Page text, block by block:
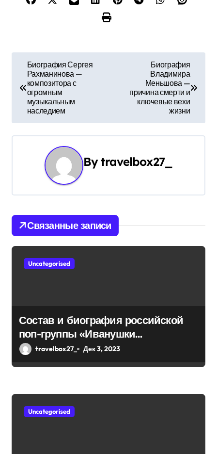
и
г
и
я
п
п
и
с
м
Биография Сергея
Рахманинова —
композитора с
огромным
музыкальным
наследием
Биография
Владимира
Меньшова —
причина смерти и
ключевые вехи
жизни
Bytravelbox27_
Связанные записи
Uncategorised
Состав и биография российской
поп-группы «Иванушки
интернешнл» — история успеха,
travelbox27_ Дек 3, 2023
Uncategorised